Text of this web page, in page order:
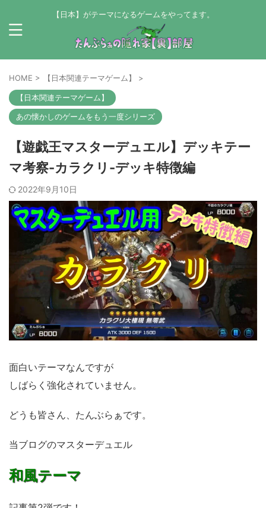
【日本】がテーマになるゲームをやってます。
HOME > 【日本関連テーマゲーム】 >
【日本関連テーマゲーム】
あの懐かしのゲームをもう一度シリーズ
【遊戯王マスターデュエル】デッキテー
マ考察-カラクリ-デッキ特徴編
2022年9月10日
面白いテーマなんですが
しばらく強化されていません。
どうも皆さん、たんぶらぁです。
当ブログのマスターデュエル
和風テーマ